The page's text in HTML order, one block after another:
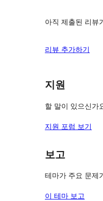
아직 제출된 리뷰
리뷰 추가하기
지원
할 말이 있으신가
지원 포럼 보기
보고
테마가 주요 문제
이 테마 보고